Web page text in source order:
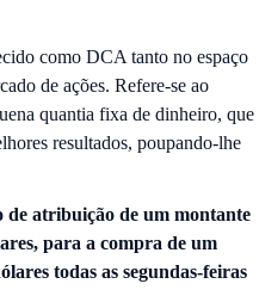
como DCA tanto no espaço
de ações. Refere-se ao
quantia fixa de dinheiro, que
resultados, poupando-lhe
de atribuição de um montante
para a compra de um
todas as segundas-feiras